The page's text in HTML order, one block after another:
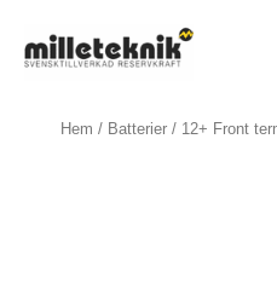
Hem / Batterier / 12+ Front